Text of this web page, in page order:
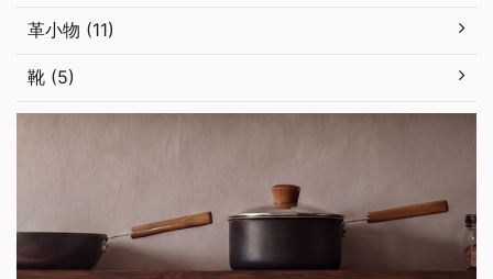
革小物 (11)
靴 (5)